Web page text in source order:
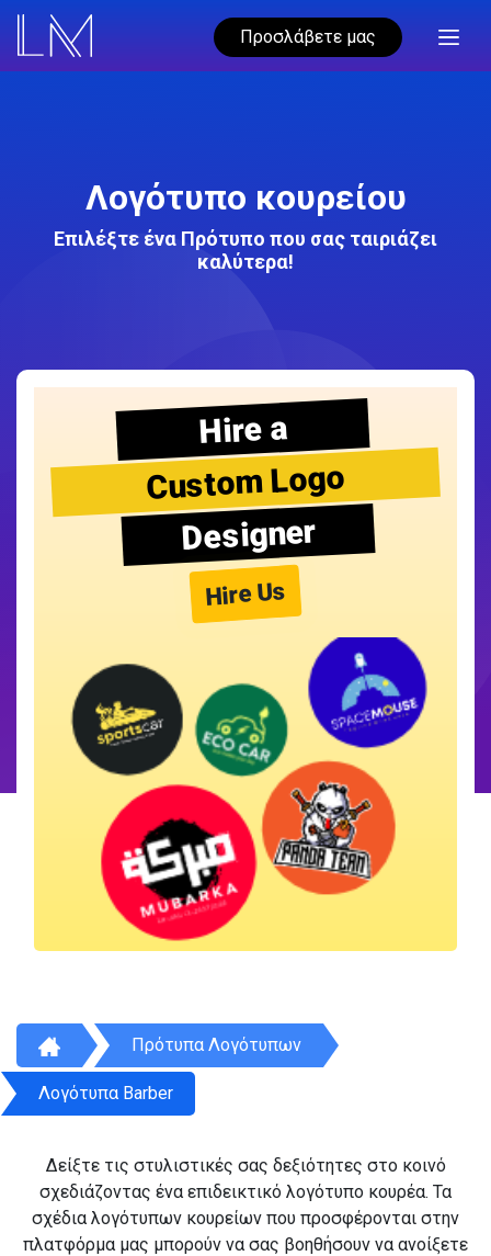
Προσλάβετε μας
Λογότυπο κουρείου
Επιλέξτε ένα Πρότυπο που σας ταιριάζει
καλύτερα!
Hire a
Custom Logo
Designer
Hire Us
Πρότυπα Λογότυπων
Λογότυπα Barber
Δείξτε τις στυλιστικές σας δεξιότητες στο κοινό
σχεδιάζοντας ένα επιδεικτικό λογότυπο κουρέα. Τα
σχέδια λογότυπων κουρείων που προσφέρονται στην
πλατφόρμα μας μπορούν να σας βοηθήσουν να ανοίξετε